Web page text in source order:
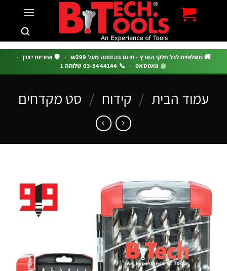
משלוחים לכל חלקי הארץ · חינם בהזמנה מעל ₪399 · 🛡️ אחריות יצרן ·
וואטסאפ · 📞 03-5444144 שלוחה 1
הבית / קידוח / סט מקדחים